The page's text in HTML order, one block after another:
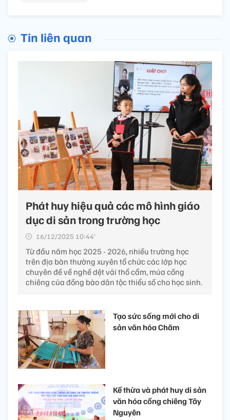
Tin liên quan
Phát huy hiệu quả các mô hình giáo
dục di sản trong trường học
16/12/2025 10:44’
Từ đầu năm học 2025 - 2026, nhiều trường học
trên địa bàn thường xuyên tổ chức các lớp học
chuyên đề về nghề dệt vải thổ cẩm, múa cồng
chiêng của đồng bào dân tộc thiểu số cho học sinh.
Tạo sức sống mới cho di
sản văn hóa Chăm
Kế thừa và phát huy di sản
văn hóa cồng chiêng Tây
Nguyên